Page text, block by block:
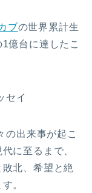
ブの世界累計生
億台に達したこ
セイ
の出来事が起こ
に至るまで、
北、希望と絶
。